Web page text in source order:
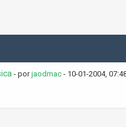
- porjaodmac- 10-01-2004,